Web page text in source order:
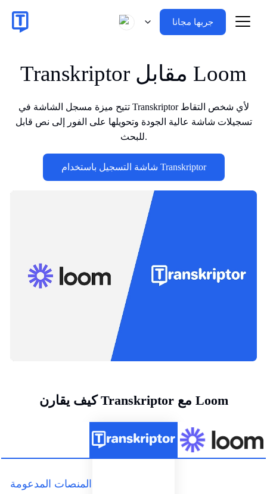
جربها مجانا
Transkriptor مقابل Loom
تتيح ميزة مسجل الشاشة في Transkriptor لأي شخص التقاط
تسجيلات شاشة عالية الجودة وتحويلها على الفور إلى نص قابل
للبحث.
شاشة التسجيل باستخدام Transkriptor
كيف يقارن Transkriptor مع Loom
المنصات المدعومة